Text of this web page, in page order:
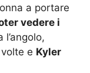
a portare
vedere i
l’angolo,
e Kyler